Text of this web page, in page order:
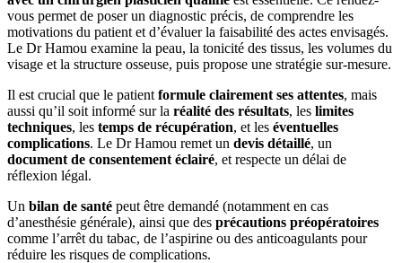
vous permet de poser un diagnostic précis, de comprendre les
motivations du patient et d’évaluer la faisabilité des actes envisagés.
Le Dr Hamou examine la peau, la tonicité des tissus, les volumes du
visage et la structure osseuse, puis propose une stratégie sur-mesure.
Il est crucial que le patient formule clairement ses attentes, mais
aussi qu’il soit informé sur la réalité des résultats, les limites
techniques, les temps de récupération, et les éventuelles
complications. Le Dr Hamou remet un devis détaillé, un
document de consentement éclairé, et respecte un délai de
réflexion légal.
Un bilan de santé peut être demandé (notamment en cas
d’anesthésie générale), ainsi que des précautions préopératoires
comme l’arrêt du tabac, de l’aspirine ou des anticoagulants pour
réduire les risques de complications.